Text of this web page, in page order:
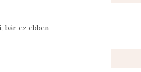
bár ez ebben